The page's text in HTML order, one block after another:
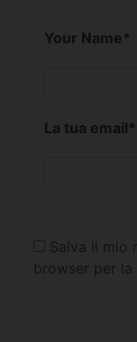
Your Name*
La tua email*
Salva il mio
browser per la